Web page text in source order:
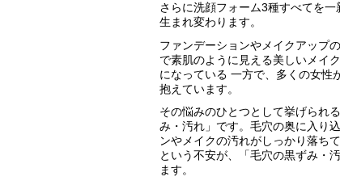
さらに洗顔フォーム3種すべてを一
生まれ変わります。
ファンデーションやメイクアップ
で素肌のように見える美しいメイ
になっている 一方で、多くの女性
抱えています。
その悩みのひとつとして挙げられ
み・汚れ」です。毛穴の奥に入り
ンやメイクの汚れがしっかり落ち
という不安が、「毛穴の黒ずみ・
ます。